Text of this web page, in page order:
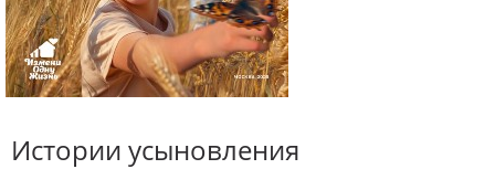
Истории усыновления